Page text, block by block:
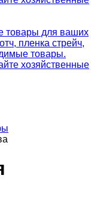
товары для ваших
пленка стрейч,
товары.
хозяйственные